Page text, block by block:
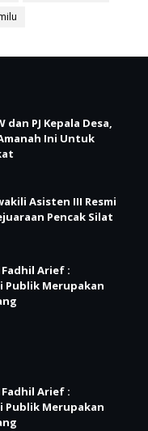
dan PJ Kepala Desa,
Ini Untuk
Asisten III Resmi
Pencak Silat
Arief :
Publik Merupakan
Arief :
Publik Merupakan